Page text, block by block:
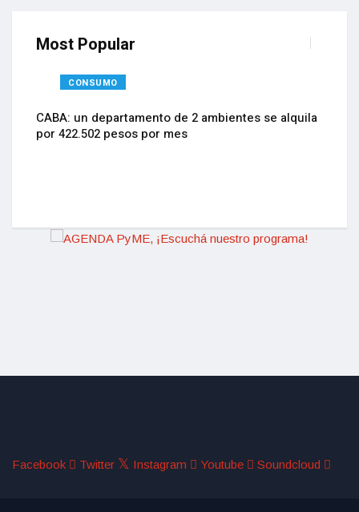
Most Popular
CONSUMO
CABA: un departamento de 2 ambientes se alquila
por 422.502 pesos por mes
Facebook Twitter Instagram Youtube Soundcloud